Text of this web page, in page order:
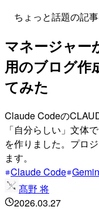
ちょっと話題の記事
マネージャー
用のブログ作
てみた
Claude Codeの
「自分らしい」文体
を作りました。プロ
ます。
Claude Code
髙野 将
2026.03.27